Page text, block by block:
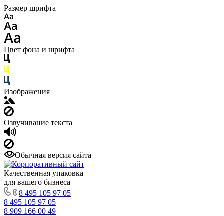
Размер шрифта
Цвет фона и шрифта
Изображения
Озвучивание текста
Обычная версия сайта
Качественная упаковка
для вашего бизнеса
8 495 105 97 05
8 495 105 97 05
8 909 166 00 49